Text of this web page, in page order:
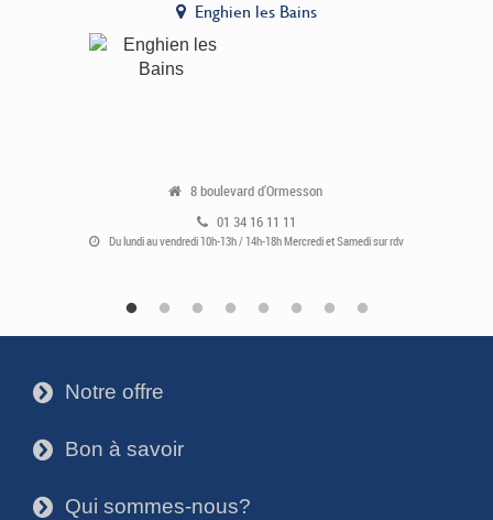
Enghien les Bains
8 boulevard d'Ormesson
01 34 16 11 11
Du lundi au vendredi 10h-13h / 14h-18h Mercredi et Samedi sur rdv
3 Notre offre
3 Bon à savoir
3 Qui sommes-nous?